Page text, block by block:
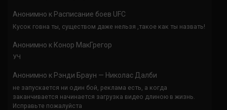
Анонимно к Расписание боев UFC
Кусок говна ты, существом даже нельзя ,такое как ты назвать!
Анонимно к Конор МакГрегор
УЧ
Анонимно к Рэнди Браун — Николас Далби
не запускается ни один бой, реклама есть, а когда
заканчивается начинается загрузка видео длиною в жизнь.
Исправьте пожалуйста